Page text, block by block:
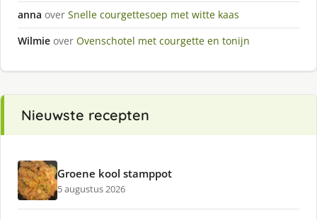
anna over Snelle courgettesoep met witte kaas
Wilmie over Ovenschotel met courgette en tonijn
Nieuwste recepten
Groene kool stamppot
5 augustus 2026